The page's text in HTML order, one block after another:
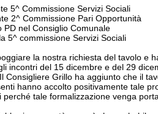
richiesta del tavolo e ha sottolineato
15 dicembre e del 29 dicembre e sta
Grillo ha aggiunto che il tavolo deve essere
positivamente tale proposta.
venga portata avanti.
marzo) che probabilmente vedranno
il tavolo l'importante punto di vista
modo possibile il nuovo servizio.